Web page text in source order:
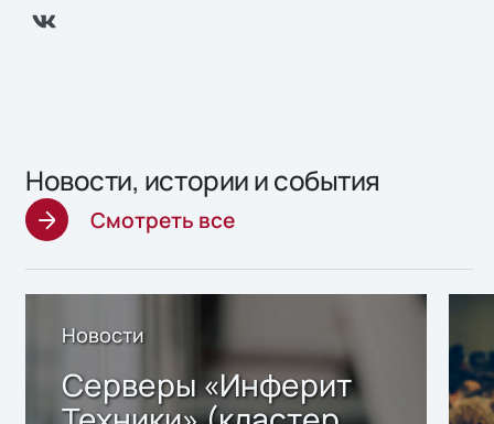
Новости, истории и события
Смотреть все
Новости
Серверы «Инферит